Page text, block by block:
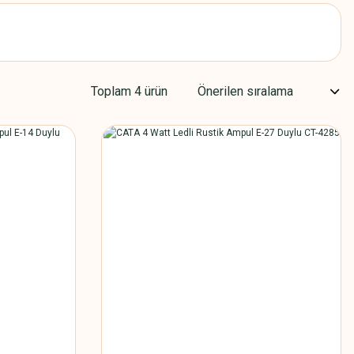
Toplam 4 ürün